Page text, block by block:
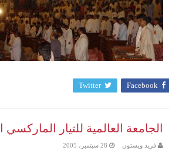
Facebook
Twitter
الجامعة العالمية للتيار الماركسي الأممي،
فريد ويستون 28 سبتمبر، 2005